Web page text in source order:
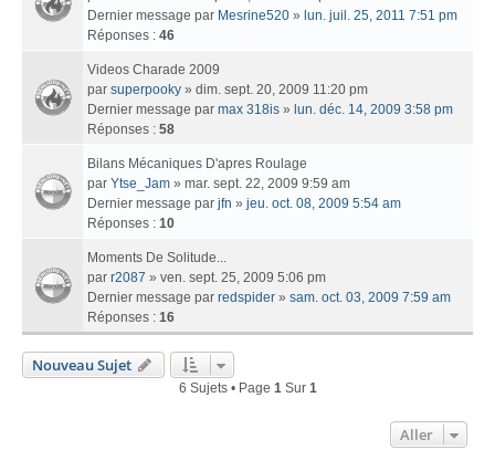
Dernier message par Mesrine520 » lun. juil. 25, 2011 7:51 pm
Réponses : 46
Videos Charade 2009
par superpooky » dim. sept. 20, 2009 11:20 pm
Dernier message par max 318is » lun. déc. 14, 2009 3:58 pm
Réponses : 58
Bilans Mécaniques D'apres Roulage
par Ytse_Jam » mar. sept. 22, 2009 9:59 am
Dernier message par jfn » jeu. oct. 08, 2009 5:54 am
Réponses : 10
Moments De Solitude...
par r2087 » ven. sept. 25, 2009 5:06 pm
Dernier message par redspider » sam. oct. 03, 2009 7:59 am
Réponses : 16
Nouveau Sujet
6 Sujets • Page 1Sur 1
Aller